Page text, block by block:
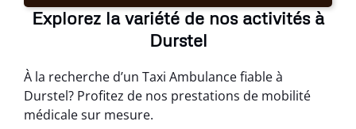
Explorez la variété de nos activités à
Durstel
À la recherche d’un Taxi Ambulance fiable à
Durstel? Profitez de nos prestations de mobilité
médicale sur mesure.